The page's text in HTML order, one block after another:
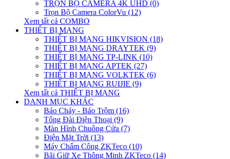
TRỌN BỘ CAMERA 4K UHD (0)
Trọn Bộ Camera ColorVu (12)
Xem tất cả COMBO
THIẾT BỊ MẠNG
THIẾT BỊ MẠNG HIKVISION (18)
THIẾT BỊ MẠNG DRAYTEK (9)
THIẾT BỊ MẠNG TP-LINK (10)
THIẾT BỊ MẠNG APTEK (27)
THIẾT BỊ MẠNG VOLKTEK (6)
THIẾT BỊ MẠNG RUIJIE (9)
Xem tất cả THIẾT BỊ MẠNG
DANH MỤC KHÁC
Báo Cháy - Báo Trộm (16)
Tổng Đài Điện Thoại (9)
Màn Hình Chuông Cửa (7)
Điện Mặt Trời (13)
Máy Chấm Công ZKTeco (10)
Bãi Giữ Xe Thông Minh ZKTeco (14)